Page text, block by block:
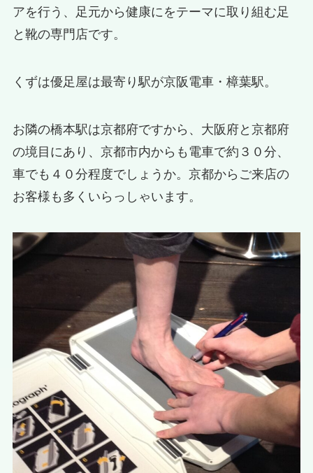
アを行う、足元から健康にをテーマに取り組む足
と靴の専門店です。
くずは優足屋は最寄り駅が京阪電車・樟葉駅。
お隣の橋本駅は京都府ですから、大阪府と京都府
の境目にあり、京都市内からも電車で約３０分、
車でも４０分程度でしょうか。京都からご来店の
お客様も多くいらっしゃいます。